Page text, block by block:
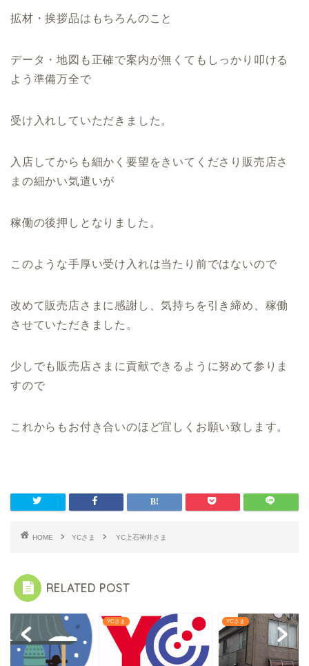
拡材・挨拶品はもちろんのこと
データ・地図も正確で案内が無くてもしっかり叩ける
よう準備万全で
受け入れしていただきました。
入店してからも細かく要望をきいてくださり販売店さ
まの細かい気遣いが
稼働の後押しとなりました。
このような手厚い受け入れは当たり前ではないので
改めて販売店さまに感謝し、気持ちを引き締め、稼働
させていただきました。
少しでも販売店さまに貢献できるように努めて参りま
すので
これからもお付き合いのほど宜しくお願い致します。
HOME YCさま YC上石神井さま
RELATED POST
YCさま YCさま